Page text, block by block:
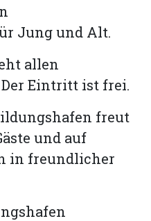
Jung und Alt.
allen
Eintritt ist frei.
freut
und auf
in freundlicher